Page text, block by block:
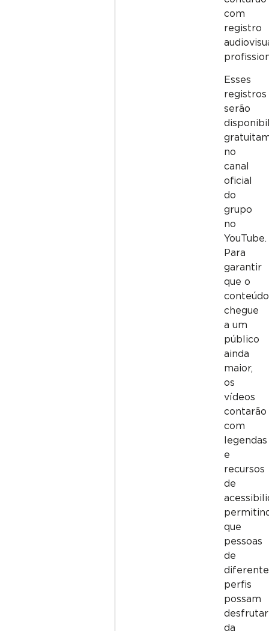
com
registro
Esses
registros
serão
no
canal
oficial
do
grupo
no
YouTube.
Para
garantir
que o
conteúdo
chegue
a um
público
ainda
maior,
os
vídeos
contarão
com
legendas
e
recursos
de
que
pessoas
de
perfis
possam
desfrutar
da